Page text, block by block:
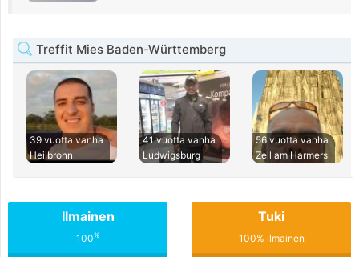
Treffit Mies Baden-Württemberg
39 vuotta vanha
Heilbronn
41 vuotta vanha
Ludwigsburg
56 vuotta vanha
Zell am Harmers
Ilmainen
100%
Tuki
100% ilmainen